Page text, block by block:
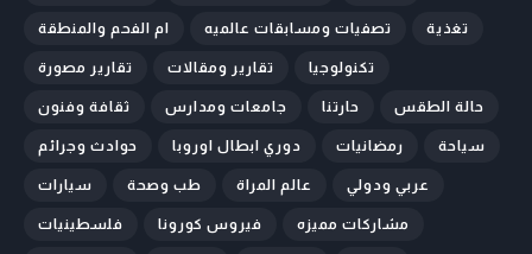
ام الفحم والمنطقة تصفيات ومسابقات عالميه تغذية
تقارير مصورة تقارير ومقالات تكنولوجيا
ثقافة وفنون جامعات ومدارس حارتنا حالة الطقس
حوادث وجرائم دوري ابطال اوروبا رمضانيات سياحة
سيارات طب وصحة عالم المراة عربي ودولي
فلسطينيات فيروس كورونا مشاركات مميزه